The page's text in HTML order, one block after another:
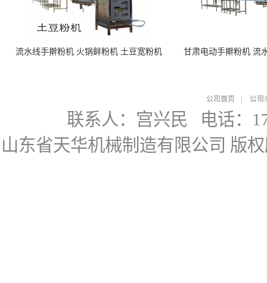
流水线手擀粉机 火锅鲜粉机 土豆宽粉机 甘肃电动手擀粉机 流
公司首页 公司
联系人：宫兴民 电话：
山东省天华机械制造有限公司 版